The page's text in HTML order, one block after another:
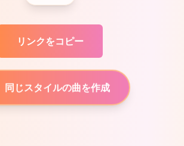
リンクをコピー
同じスタイルの曲を作成